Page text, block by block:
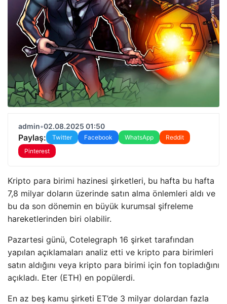
admin•02.08.2025 01:50
Paylaş: Twitter Facebook WhatsApp
Reddit
Pinterest
Kripto para birimi hazinesi şirketleri, bu hafta bu hafta
7,8 milyar doların üzerinde satın alma önlemleri aldı ve
bu da son dönemin en büyük kurumsal şifreleme
hareketlerinden biri olabilir.
Pazartesi günü, Cotelegraph 16 şirket tarafından
yapılan açıklamaları analiz etti ve kripto para birimleri
satın aldığını veya kripto para birimi için fon topladığını
açıkladı. Eter (ETH) en popülerdi.
En az beş kamu şirketi ET’de 3 milyar dolardan fazla